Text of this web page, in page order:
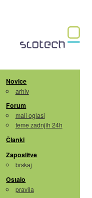
Novice
arhiv
Forum
mali oglasi
teme zadnjih 24h
Članki
Zaposlitve
brskaj
Ostalo
pravila